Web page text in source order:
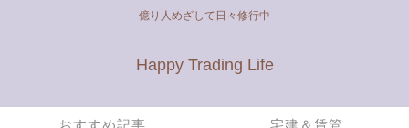
億り人めざして日々修行中
Happy Trading Life